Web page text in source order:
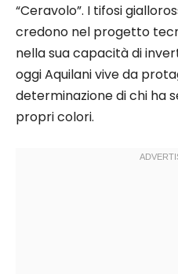
“Ceravolo”. I tifosi
credono nel progetto
nella sua capacità di
oggi Aquilani vive da
determinazione di chi ha
propri colori.